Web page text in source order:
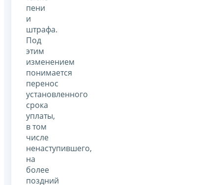
пени
и
штрафа.
Под
этим
изменением
понимается
перенос
установленного
срока
уплаты,
в том
числе
ненаступившего,
на
более
поздний